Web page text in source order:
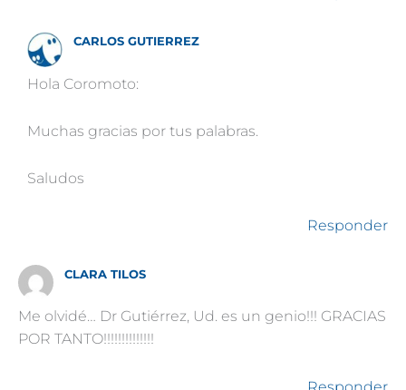
CARLOS GUTIERREZ
Hola Coromoto:
Muchas gracias por tus palabras.
Saludos
Responder
CLARA TILOS
Me olvidé… Dr Gutiérrez, Ud. es un genio!!! GRACIAS
POR TANTO!!!!!!!!!!!!!!
Responder